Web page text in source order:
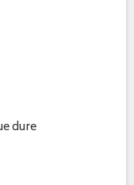
dure